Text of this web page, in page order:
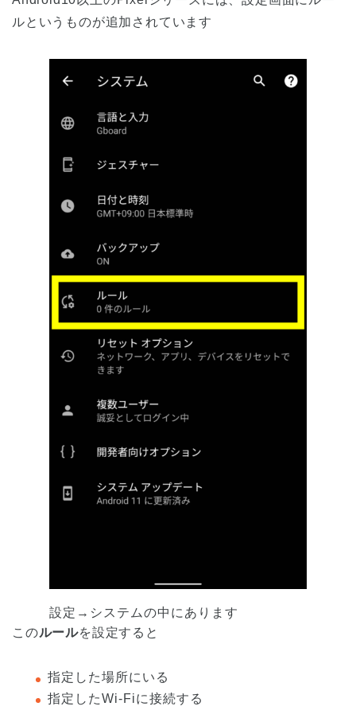
ルというものが追加されています
設定→システムの中にあります
このルールを設定すると
指定した場所にいる
指定したWi-Fiに接続する